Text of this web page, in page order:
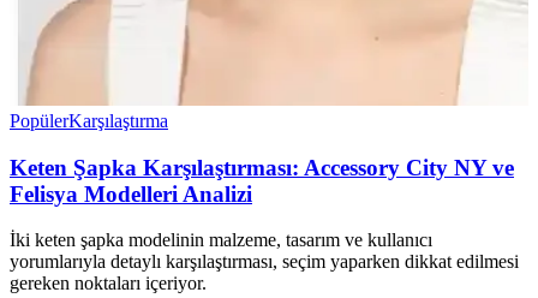
PopülerKarşılaştırma
Keten Şapka Karşılaştırması: Accessory City NY ve
Felisya Modelleri Analizi
İki keten şapka modelinin malzeme, tasarım ve kullanıcı
yorumlarıyla detaylı karşılaştırması, seçim yaparken dikkat edilmesi
gereken noktaları içeriyor.